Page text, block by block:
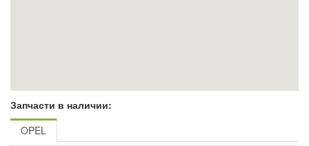
Запчасти в наличии:
OPEL